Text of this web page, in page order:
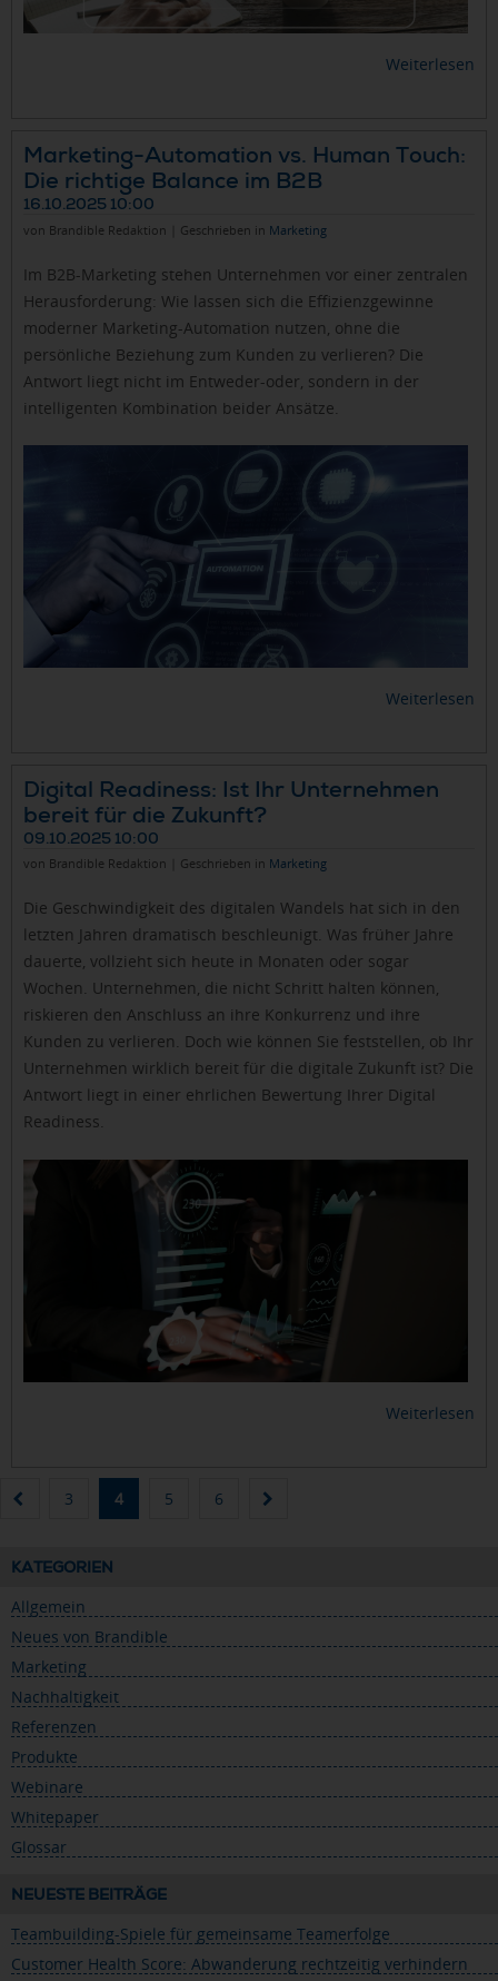
Weiterlesen
Marketing-Automation vs. Human Touch:
Die richtige Balance im B2B
16.10.2025 10:00
von Brandible Redaktion | Geschrieben in Marketing
Im B2B-Marketing stehen Unternehmen vor einer zentralen
Herausforderung: Wie lassen sich die Effizienzgewinne
moderner Marketing-Automation nutzen, ohne die
persönliche Beziehung zum Kunden zu verlieren? Die
Antwort liegt nicht im Entweder-oder, sondern in der
intelligenten Kombination beider Ansätze.
Weiterlesen
Digital Readiness: Ist Ihr Unternehmen
bereit für die Zukunft?
09.10.2025 10:00
von Brandible Redaktion | Geschrieben in Marketing
Die Geschwindigkeit des digitalen Wandels hat sich in den
letzten Jahren dramatisch beschleunigt. Was früher Jahre
dauerte, vollzieht sich heute in Monaten oder sogar
Wochen. Unternehmen, die nicht Schritt halten können,
riskieren den Anschluss an ihre Konkurrenz und ihre
Kunden zu verlieren. Doch wie können Sie feststellen, ob Ihr
Unternehmen wirklich bereit für die digitale Zukunft ist? Die
Antwort liegt in einer ehrlichen Bewertung Ihrer Digital
Readiness.
Weiterlesen
3 4 5 6
KATEGORIEN
Allgemein
Neues von Brandible
Marketing
Nachhaltigkeit
Referenzen
Produkte
Webinare
Whitepaper
Glossar
NEUESTE BEITRÄGE
Teambuilding-Spiele für gemeinsame Teamerfolge
Customer Health Score: Abwanderung rechtzeitig verhindern